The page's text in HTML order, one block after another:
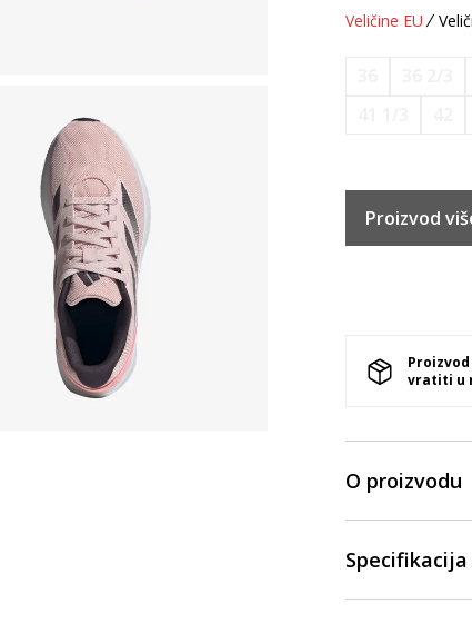
Veličine EU
Proizvod
vratiti u
O proizvodu
Specifikacija